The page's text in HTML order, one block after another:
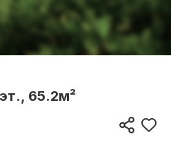
65.2м²